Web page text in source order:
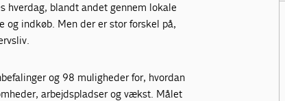
hverdag, blandt andet gennem lokale
og indkøb. Men der er stor forskel på,
og 98 muligheder for, hvordan
arbejdspladser og vækst. Målet